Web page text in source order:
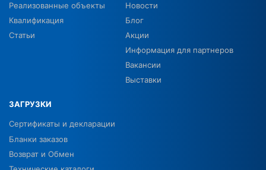
Реализованные объекты
Квалификация
Статьи
Новости
Блог
Акции
Информация для партнеров
Вакансии
Выставки
ЗАГРУЗКИ
Сертификаты и декларации
Бланки заказов
Возврат и Обмен